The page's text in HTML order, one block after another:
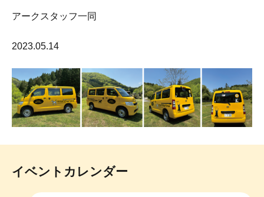
アークスタッフ一同
2023.05.14
イベントカレンダー